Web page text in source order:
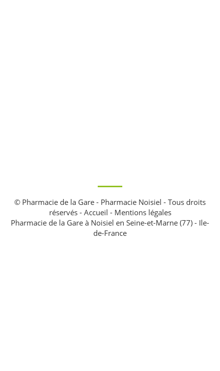
© Pharmacie de la Gare - Pharmacie Noisiel - Tous droits
réservés - Accueil - Mentions légales
Pharmacie de la Gare à Noisiel en Seine-et-Marne (77) - Ile-
de-France